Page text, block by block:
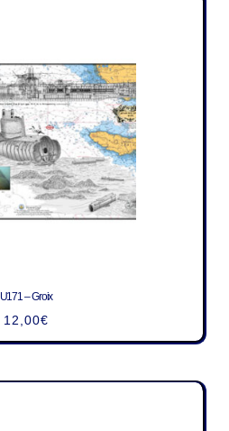
U171 – Groix
12,00€